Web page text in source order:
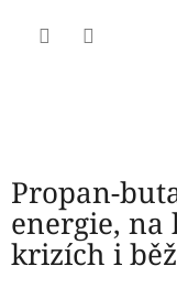
Propan-
energie, na
krizích i